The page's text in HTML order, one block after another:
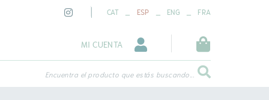
CAT _ ESP _ ENG _ FRA
MI CUENTA
Encuentra el producto que estás buscando...